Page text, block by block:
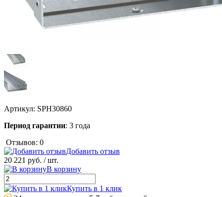
Артикул: SPH30860
Период гарантии: 3 года
Отзывов: 0
Добавить отзыв
20 221 руб. / шт.
В корзину
Купить в 1 клик